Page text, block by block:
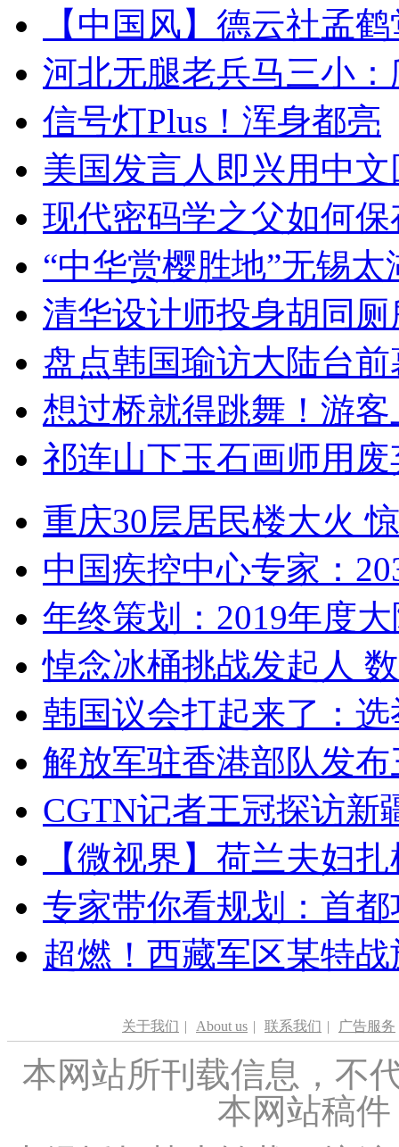
【中国风】德云社孟
河北无腿老兵马三小
信号灯Plus！浑身都亮
美国发言人即兴用中
现代密码学之父如何
“中华赏樱胜地”无锡
清华设计师投身胡同
盘点韩国瑜访大陆台
想过桥就得跳舞！游客
祁连山下玉石画师用
重庆30层居民楼大火
中国疾控中心专家：
年终策划：2019年度
悼念冰桶挑战发起人
韩国议会打起来了：
解放军驻香港部队发
CGTN记者王冠探访新
【微视界】荷兰夫妇
专家带你看规划：首
超燃！西藏军区某特
关于我们 | About us | 联系我们 | 广告服务
本网站所刊载信息，不
本网站稿